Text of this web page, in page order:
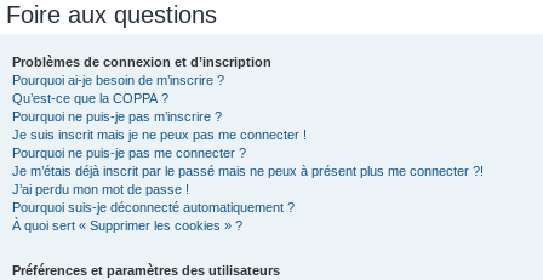
Foire aux questions
Problèmes de connexion et d’inscription
Pourquoi ai-je besoin de m’inscrire ?
Qu’est-ce que la COPPA ?
Pourquoi ne puis-je pas m’inscrire ?
Je suis inscrit mais je ne peux pas me connecter !
Pourquoi ne puis-je pas me connecter ?
Je m’étais déjà inscrit par le passé mais ne peux à présent plus me connecter ?!
J’ai perdu mon mot de passe !
Pourquoi suis-je déconnecté automatiquement ?
À quoi sert « Supprimer les cookies » ?
Préférences et paramètres des utilisateurs